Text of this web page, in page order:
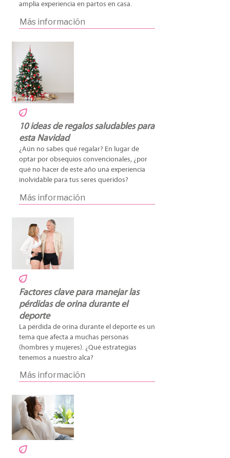
amplia experiencia en partos en casa.
Más información
10 ideas de regalos saludables para
esta Navidad
¿Aún no sabes qué regalar? En lugar de
optar por obsequios convencionales, ¿por
qué no hacer de este año una experiencia
inolvidable para tus seres queridos?
Más información
Factores clave para manejar las
pérdidas de orina durante el
deporte
La pérdida de orina durante el deporte es un
tema que afecta a muchas personas
(hombres y mujeres). ¿Qué estrategias
tenemos a nuestro alca?
Más información